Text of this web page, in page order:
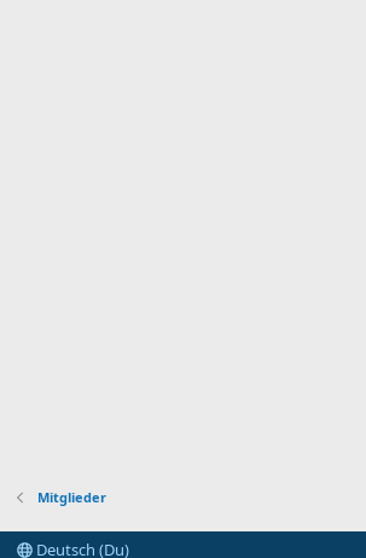
Mitglieder
Deutsch (Du)